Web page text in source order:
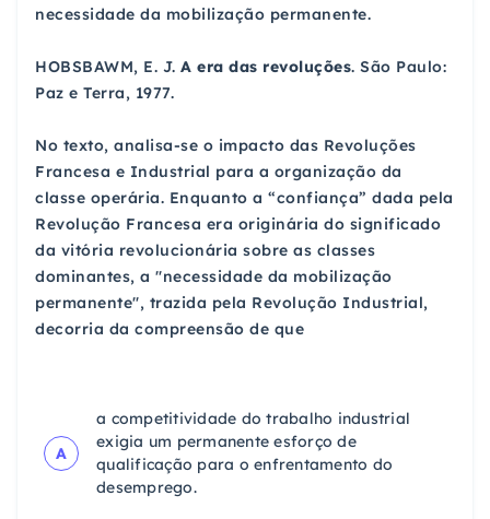
necessidade da mobilização permanente.
HOBSBAWM, E. J. A era das revoluções. São Paulo:
Paz e Terra, 1977.
No texto, analisa-se o impacto das Revoluções
Francesa e Industrial para a organização da
classe operária. Enquanto a “confiança” dada pela
Revolução Francesa era originária do significado
da vitória revolucionária sobre as classes
dominantes, a "necessidade da mobilização
permanente", trazida pela Revolução Industrial,
decorria da compreensão de que
A
a competitividade do trabalho industrial
exigia um permanente esforço de
qualificação para o enfrentamento do
desemprego.